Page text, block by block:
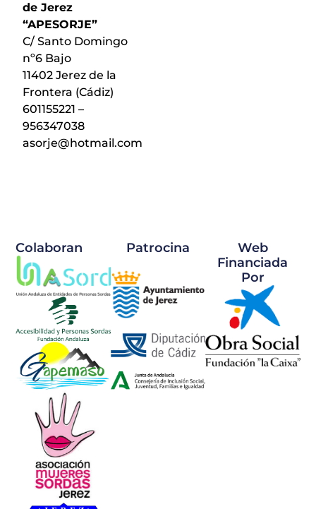
de Jerez
“APESORJE”
C/ Santo Domingo
nº6 Bajo
11402 Jerez de la
Frontera (Cádiz)
601155221 –
956347038
asorje@hotmail.com
Colaboran Patrocina
Web
Financiada
Por